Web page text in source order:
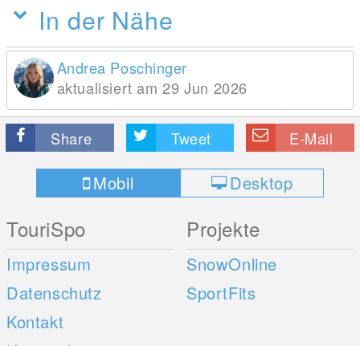
In der Nähe
Andrea Poschinger
aktualisiert am 29 Jun 2026
Share Tweet E-Mail
Mobil Desktop
TouriSpo
Impressum
Datenschutz
Kontakt
Projekte
SnowOnline
SportFits